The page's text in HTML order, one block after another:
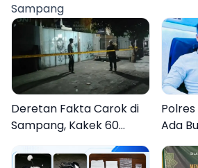
Sampang
Deretan Fakta Carok di
Sampang, Kakek 60
Tahun Duel Melawan 2
Pria
Ada
Anak